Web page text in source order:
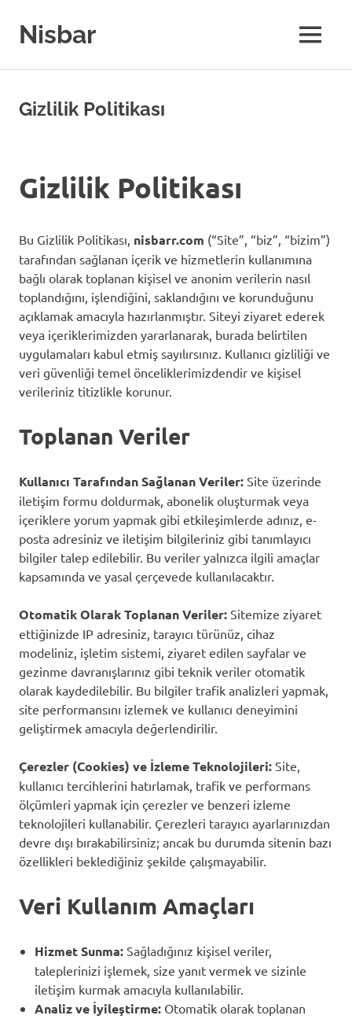
contentNisbar MENU
Gizlilik Politikası
Gizlilik Politikası
Bu Gizlilik Politikası, nisbarr.com (“Site”, “biz”, “bizim”)
tarafından sağlanan içerik ve hizmetlerin kullanımına
bağlı olarak toplanan kişisel ve anonim verilerin nasıl
toplandığını, işlendiğini, saklandığını ve korunduğunu
açıklamak amacıyla hazırlanmıştır. Siteyi ziyaret ederek
veya içeriklerimizden yararlanarak, burada belirtilen
uygulamaları kabul etmiş sayılırsınız. Kullanıcı gizliliği ve
veri güvenliği temel önceliklerimizdendir ve kişisel
verileriniz titizlikle korunur.
Toplanan Veriler
Kullanıcı Tarafından Sağlanan Veriler: Site üzerinde
iletişim formu doldurmak, abonelik oluşturmak veya
içeriklere yorum yapmak gibi etkileşimlerde adınız, e-
posta adresiniz ve iletişim bilgileriniz gibi tanımlayıcı
bilgiler talep edilebilir. Bu veriler yalnızca ilgili amaçlar
kapsamında ve yasal çerçevede kullanılacaktır.
Otomatik Olarak Toplanan Veriler: Sitemize ziyaret
ettiğinizde IP adresiniz, tarayıcı türünüz, cihaz
modeliniz, işletim sistemi, ziyaret edilen sayfalar ve
gezinme davranışlarınız gibi teknik veriler otomatik
olarak kaydedilebilir. Bu bilgiler trafik analizleri yapmak,
site performansını izlemek ve kullanıcı deneyimini
geliştirmek amacıyla değerlendirilir.
Çerezler (Cookies) ve İzleme Teknolojileri: Site,
kullanıcı tercihlerini hatırlamak, trafik ve performans
ölçümleri yapmak için çerezler ve benzeri izleme
teknolojileri kullanabilir. Çerezleri tarayıcı ayarlarınızdan
devre dışı bırakabilirsiniz; ancak bu durumda sitenin bazı
özellikleri beklediğiniz şekilde çalışmayabilir.
Veri Kullanım Amaçları
Hizmet Sunma: Sağladığınız kişisel veriler,
taleplerinizi işlemek, size yanıt vermek ve sizinle
iletişim kurmak amacıyla kullanılabilir.
Analiz ve İyileştirme: Otomatik olarak toplanan